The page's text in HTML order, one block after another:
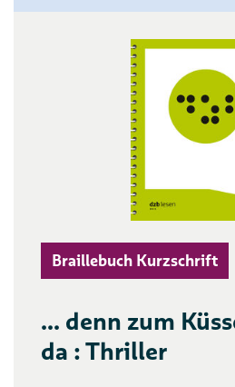
Braillebuch Kurzschrift
... denn zum
da : Thriller